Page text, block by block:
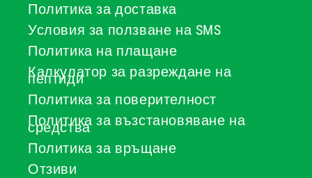
Политика за доставка
Условия за ползване на SMS
Политика на плащане
Калкулатор за разреждане на
пептиди
Политика за поверителност
Политика за възстановяване на
средства
Политика за връщане
Отзиви